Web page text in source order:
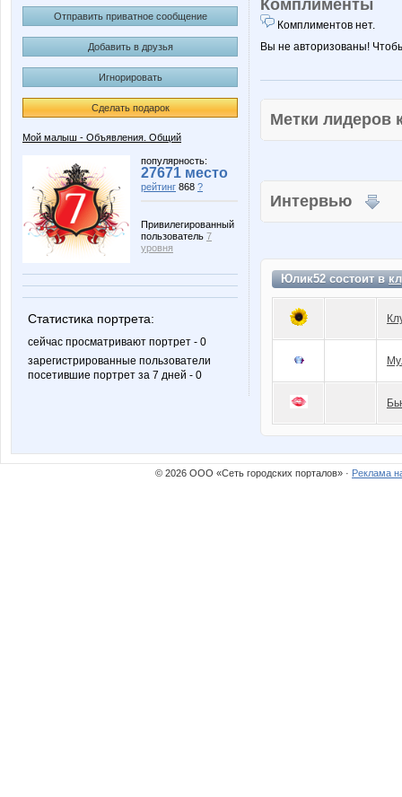
Отправить приватное сообщение
Добавить в друзья
Игнорировать
Сделать подарок
Мой малыш - Объявления. Общий
популярность:
27671 место
рейтинг 868 ?
Привилегированный
пользователь 7
уровня
Статистика портрета:
сейчас просматривают портрет - 0
зарегистрированные пользователи
посетившие портрет за 7 дней - 0
Комплименты
Комплиментов нет.
Вы не авторизованы!
Метки
Интервью
Юлик52 состоит в
© 2026 ООО «Сеть городских порталов» · Реклама